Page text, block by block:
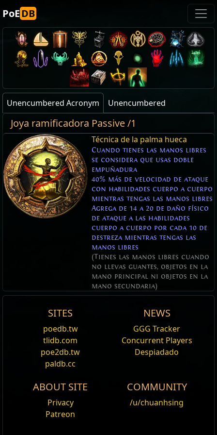
PoEDB
Unencumbered Acronym Unencumbered
Joya ramificadora Passive /1
Técnica de la palma hueca
Cuando tienes las manos libres
se considera que usas doble
empuñadura
40% más de velocidad de ataque
con habilidades cuerpo a cuerpo
mientras tengas las manos libres
Agrega de 14 a 20 de daño físico
de ataque a las habilidades
cuerpo a cuerpo por cada 10 de
destreza mientras tengas las
manos libres
(Tienes las manos libres cuando
no llevas guantes, objetos en la
mano principal ni objetos en la
mano secundaria)
Editar
Unencumbered
unencumbered
is a status gained by not
having any main hand item, off hand item or
equipped at any point, the status is lost. This makes
it a stricter version of unarmed, with the additional
prerequisite of no gloves, shield, or quiver equipped.
SITES
poedb.tw
tlidb.com
poe2db.tw
paldb.cc
NEWS
GGG Tracker
Concurrent Players
Despiadado
ABOUT SITE
Privacy
Patreon
COMMUNITY
/u/chuanhsing